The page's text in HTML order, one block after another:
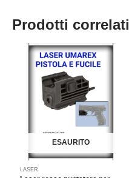
Prodotti correlati
ESAURITO
LASER